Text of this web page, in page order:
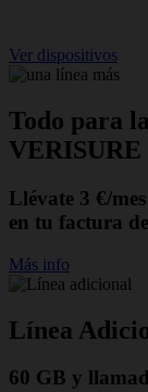
Ver dispositivos
Todo para
VERISURE
Llévate 3 €/
en tu factura
Más info
Línea
60 GB y